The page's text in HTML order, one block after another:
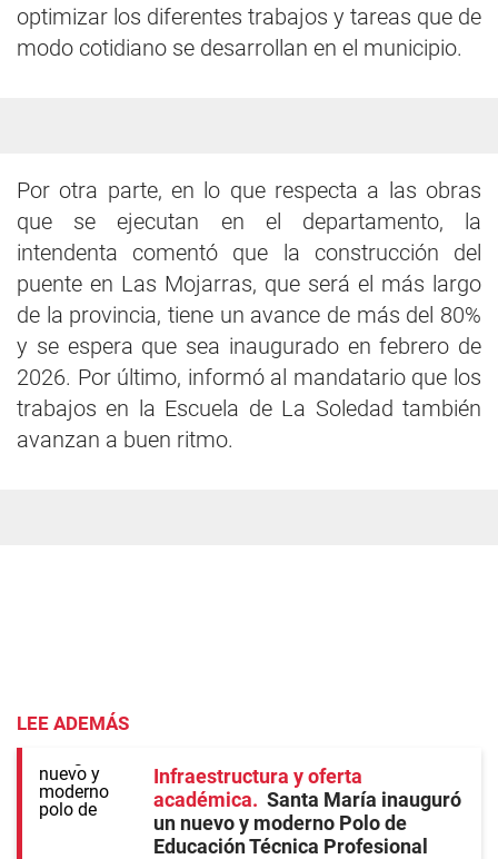
optimizar los diferentes trabajos y tareas que de
modo cotidiano se desarrollan en el municipio.
Por otra parte, en lo que respecta a las obras
que se ejecutan en el departamento, la
intendenta comentó que la construcción del
puente en Las Mojarras, que será el más largo
de la provincia, tiene un avance de más del 80%
y se espera que sea inaugurado en febrero de
2026. Por último, informó al mandatario que los
trabajos en la Escuela de La Soledad también
avanzan a buen ritmo.
LEE ADEMÁS
Infraestructura y oferta
académica
Santa María inauguró
un nuevo y moderno Polo de
Educación Técnica Profesional